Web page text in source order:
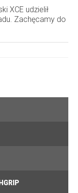
XCE udzielił
Zachęcamy do